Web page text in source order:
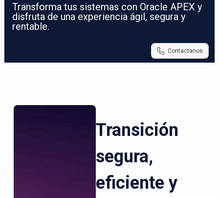
Transforma tus sistemas con Oracle APEX y
disfruta de una experiencia ágil, segura y
rentable.
Contactanos
Transición
segura,
eficiente y